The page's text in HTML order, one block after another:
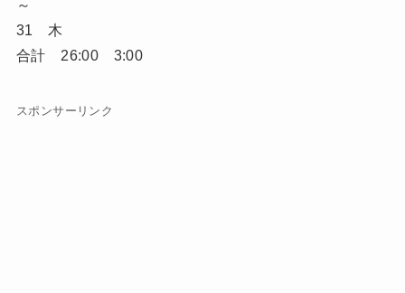
～
31 木
合計 26:00 3:00
スポンサーリンク